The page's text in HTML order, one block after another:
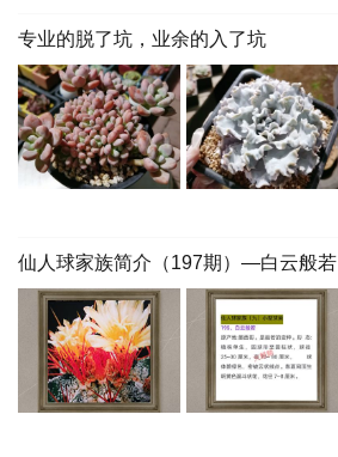
专业的脱了坑，业余的入了坑
仙人球家族简介（197期）—白云般若